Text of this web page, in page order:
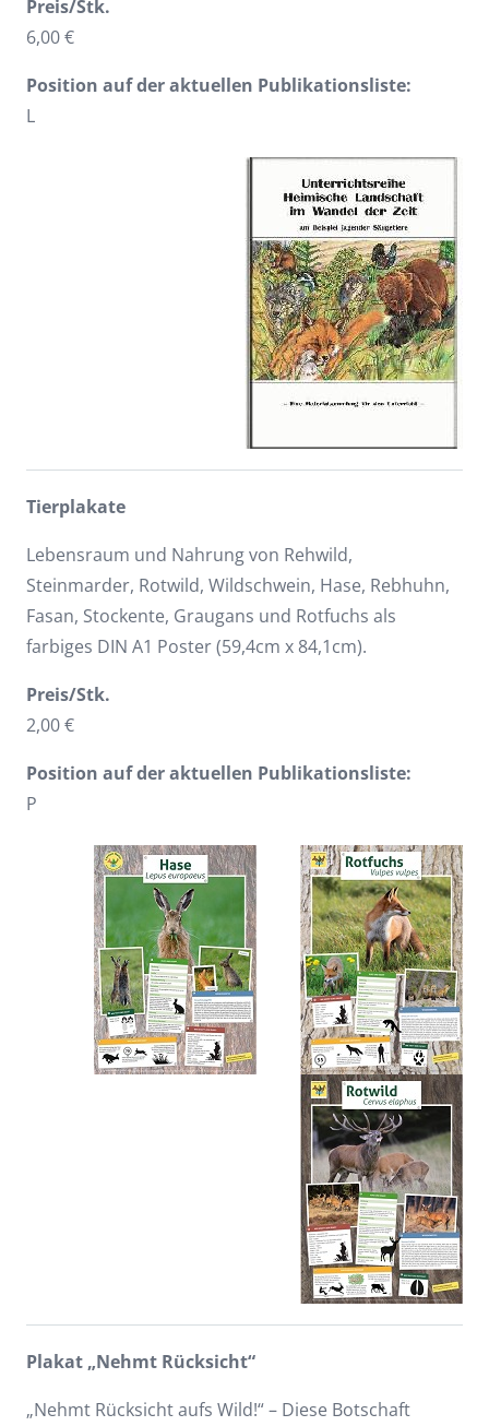
Preis/Stk.
6,00 €
Position auf der aktuellen Publikationsliste:
L
Tierplakate
Lebensraum und Nahrung von Rehwild,
Steinmarder, Rotwild, Wildschwein, Hase, Rebhuhn,
Fasan, Stockente, Graugans und Rotfuchs als
farbiges DIN A1 Poster (59,4cm x 84,1cm).
Preis/Stk.
2,00 €
Position auf der aktuellen Publikationsliste:
P
Plakat „Nehmt Rücksicht“
„Nehmt Rücksicht aufs Wild!“ – Diese Botschaft